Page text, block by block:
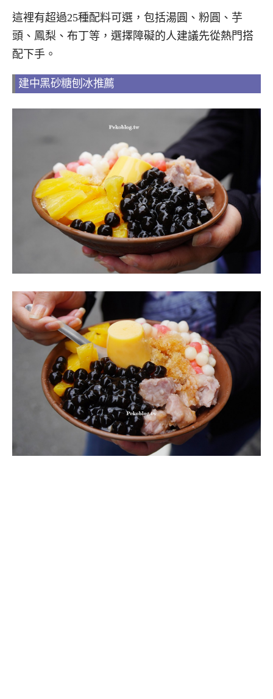
這裡有超過25種配料可選，包括湯圓、粉圓、芋
頭、鳳梨、布丁等，選擇障礙的人建議先從熱門搭
配下手。
建中黑砂糖刨冰推薦